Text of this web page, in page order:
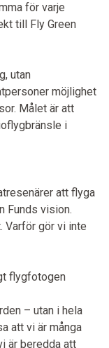
för varje
till Fly Green
utan
möjlighet
Målet är att
i
att flyga
Funds vision.
Varför gör vi inte
flygfotogen
– utan i hela
att vi är många
är beredda att